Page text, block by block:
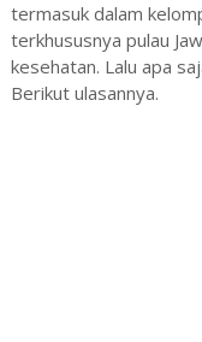
termasuk dalam
terkhususnya pulau
kesehatan. Lalu apa
Berikut ulasannya.